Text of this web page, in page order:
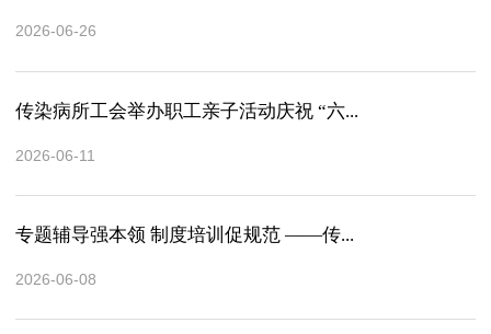
2026-06-26
传染病所工会举办职工亲子活动庆祝 “六...
2026-06-11
专题辅导强本领 制度培训促规范 ——传...
2026-06-08